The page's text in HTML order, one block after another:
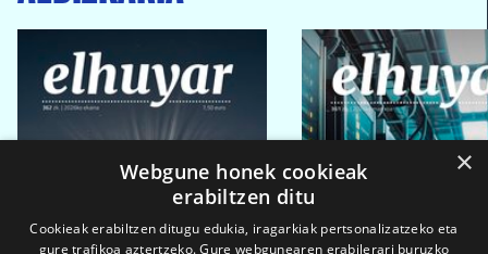
×
Webgune honek cookieak
erabiltzen ditu
Cookieak erabiltzen ditugu edukia, iragarkiak pertsonalizatzeko eta
gure trafikoa aztertzeko. Gure webgunearen erabilerari buruzko